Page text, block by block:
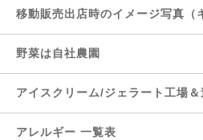
移動販売出店時のイメージ写真（
野菜は自社農園
アイスクリーム/ジェラート工場
アレルギー 一覧表